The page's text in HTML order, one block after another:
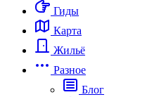
Гиды
Карта
Жильё
Разное
Блог